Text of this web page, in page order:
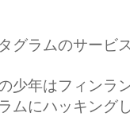
グラムのサービ
少年はフィンラ
ムにハッキング